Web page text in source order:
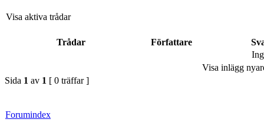
Visa aktiva trådar
Trådar Författare
Visa inlägg
Sida 1 av 1 [ 0 träffar ]
Forumindex